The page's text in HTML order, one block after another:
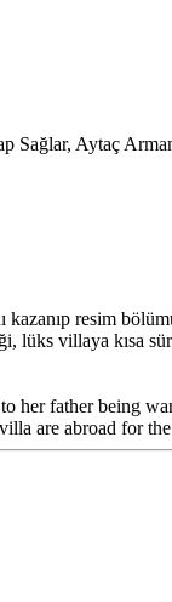
Sağlar, Aytaç
resim
lüks villaya kısa
father being
are abroad for